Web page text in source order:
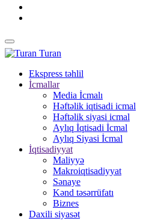
Turan
Ekspress təhlil
İcmallar
Media İcmalı
Həftəlik iqtisadi icmal
Həftəlik siyasi icmal
Aylıq İqtisadi İcmal
Aylıq Siyasi İcmal
İqtisadiyyat
Maliyyə
Makroiqtisadiyyat
Sənaye
Kənd təsərrüfatı
Biznes
Daxili siyasət